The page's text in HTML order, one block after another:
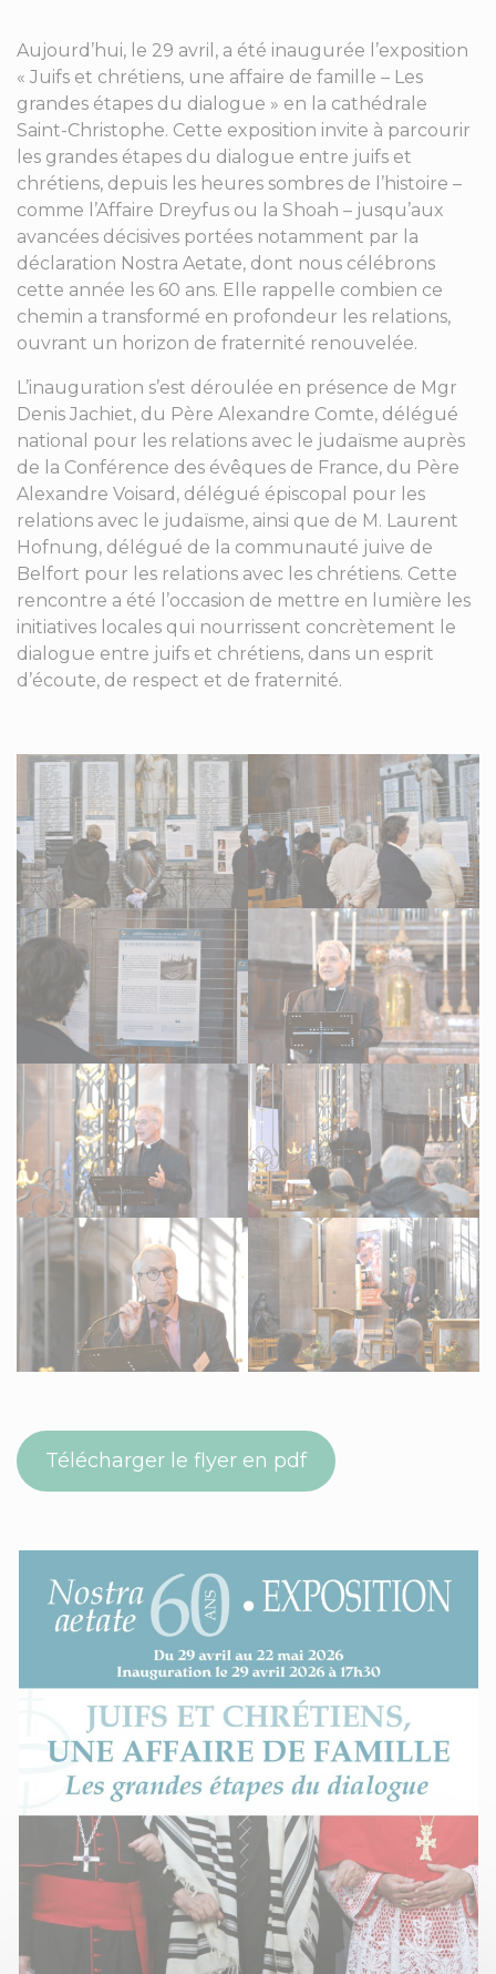
Aujourd’hui, le 29 avril, a été inaugurée l’exposition
« Juifs et chrétiens, une affaire de famille – Les
grandes étapes du dialogue » en la cathédrale
Saint-Christophe. Cette exposition invite à parcourir
les grandes étapes du dialogue entre juifs et
chrétiens, depuis les heures sombres de l’histoire –
comme l’Affaire Dreyfus ou la Shoah – jusqu’aux
avancées décisives portées notamment par la
déclaration Nostra Aetate, dont nous célébrons
cette année les 60 ans. Elle rappelle combien ce
chemin a transformé en profondeur les relations,
ouvrant un horizon de fraternité renouvelée.
L’inauguration s’est déroulée en présence de Mgr
Denis Jachiet, du Père Alexandre Comte, délégué
national pour les relations avec le judaïsme auprès
de la Conférence des évêques de France, du Père
Alexandre Voisard, délégué épiscopal pour les
relations avec le judaïsme, ainsi que de M. Laurent
Hofnung, délégué de la communauté juive de
Belfort pour les relations avec les chrétiens. Cette
rencontre a été l’occasion de mettre en lumière les
initiatives locales qui nourrissent concrètement le
dialogue entre juifs et chrétiens, dans un esprit
d’écoute, de respect et de fraternité.
Télécharger le flyer en pdf